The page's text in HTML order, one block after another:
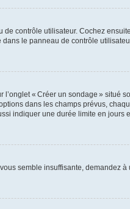
contrôle utilisateur. Cochez
le panneau de contrôle
« Créer un sondage » situé
dans les champs prévus,
indiquer une durée limite en jours
semble insuffisante, demandez à